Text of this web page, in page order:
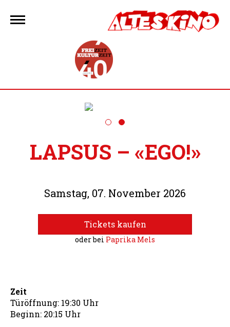
Inhalt
springen
LAPSUS – «EGO!»
Samstag, 07. November 2026
Tickets kaufen
oder bei Paprika Mels
Zeit
Türöffnung: 19:30 Uhr
Beginn: 20:15 Uhr